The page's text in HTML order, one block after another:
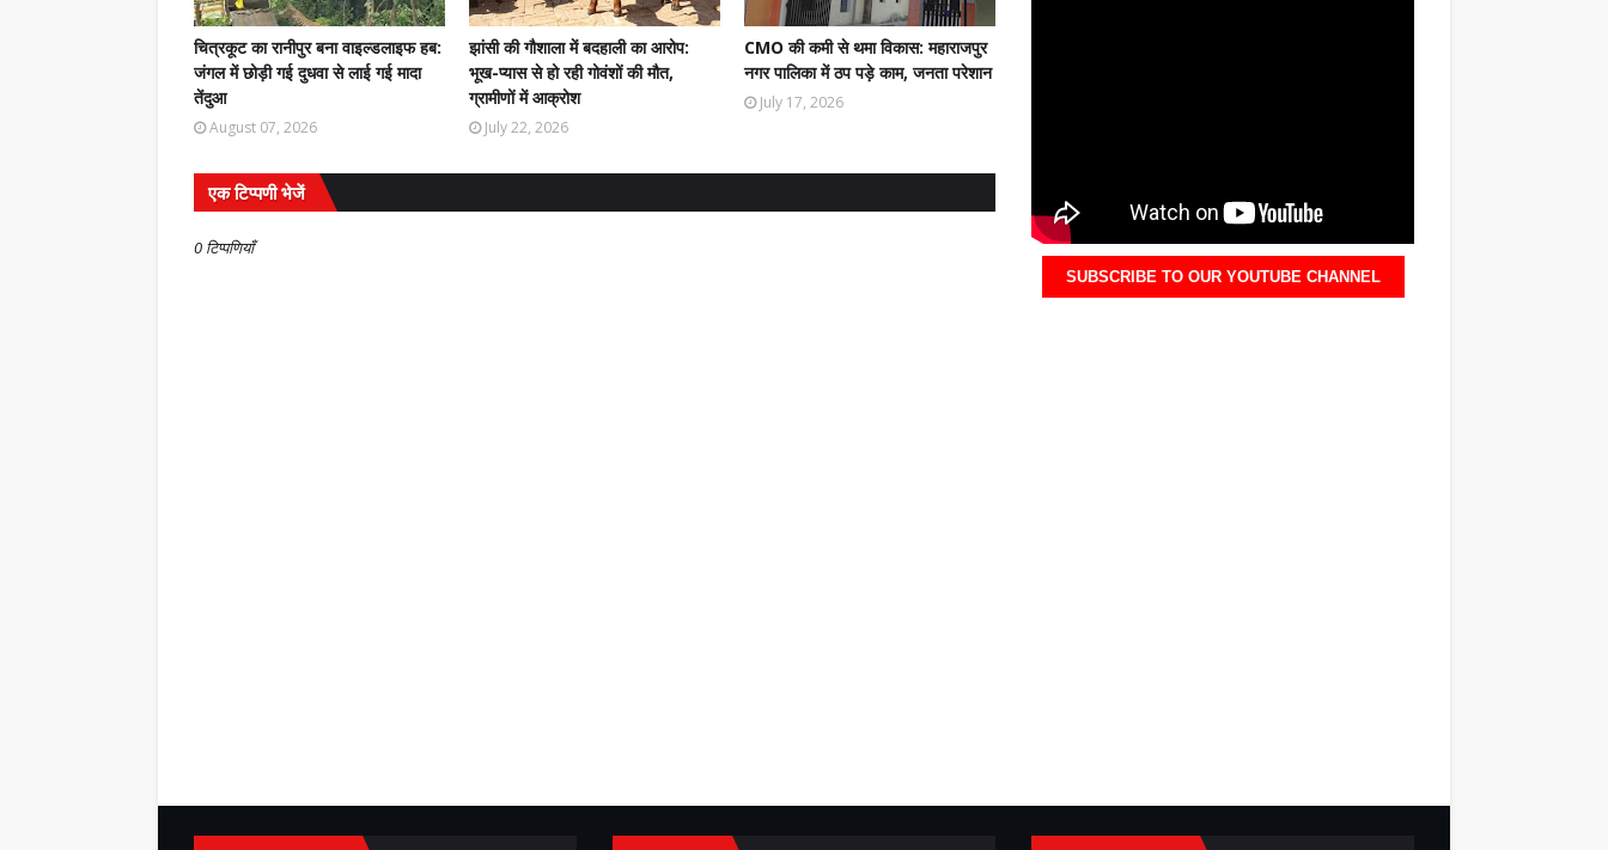
चित्रकूट का रानीपुर बना वाइल्डलाइफ हब:
जंगल में छोड़ी गई दुधवा से लाई गई मादा
तेंदुआ
August 07, 2026
झांसी की गौशाला में बदहाली का आरोप:
भूख-प्यास से हो रही गोवंशों की मौत,
ग्रामीणों में आक्रोश
July 22, 2026
CMO की कमी से थमा विकास: महाराजपुर
नगर पालिका में ठप पड़े काम, जनता परेशान
July 17, 2026
एक टिप्पणी भेजें
0 टिप्पणियाँ
SUBSCRIBE TO OUR YOUTUBE CHANNEL